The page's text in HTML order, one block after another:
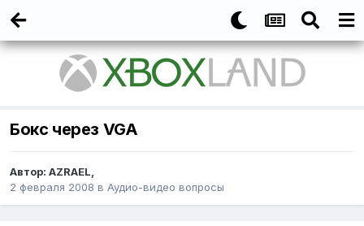
Бокс через VGA
Автор: AZRAEL,
2 февраля 2008 в Аудио-видео вопросы